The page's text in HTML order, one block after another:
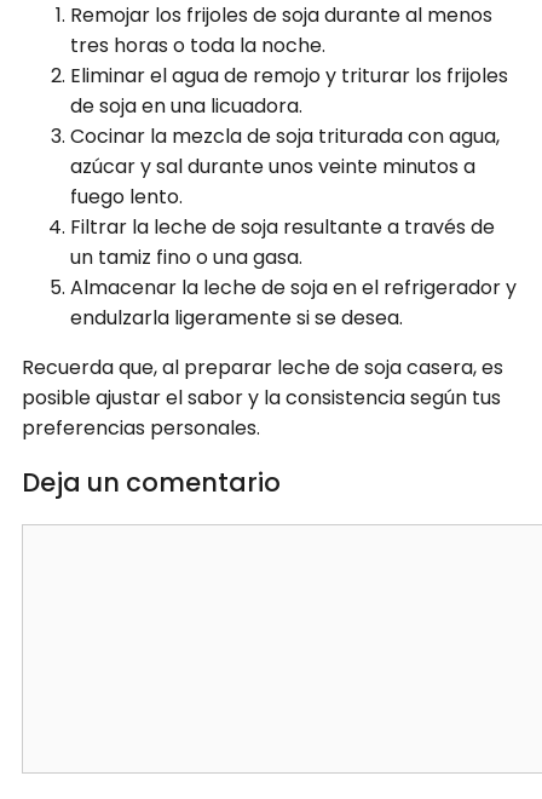
Remojar los frijoles de soja durante al menos
tres horas o toda la noche.
Eliminar el agua de remojo y triturar los frijoles
de soja en una licuadora.
Cocinar la mezcla de soja triturada con agua,
azúcar y sal durante unos veinte minutos a
fuego lento.
Filtrar la leche de soja resultante a través de
un tamiz fino o una gasa.
Almacenar la leche de soja en el refrigerador y
endulzarla ligeramente si se desea.
Recuerda que, al preparar leche de soja casera, es
posible ajustar el sabor y la consistencia según tus
preferencias personales.
Deja un comentario